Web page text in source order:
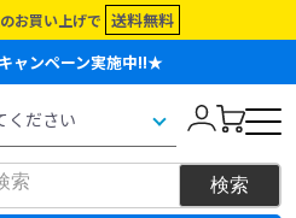
お買い上げで 送料無料
ャンペーン実施中!!★